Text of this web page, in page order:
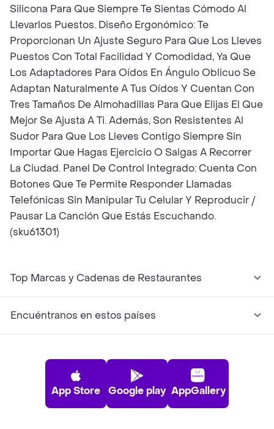
Silicona Para Que Siempre Te Sientas Cómodo Al
Llevarlos Puestos. Diseño Ergonómico: Te
Proporcionan Un Ajuste Seguro Para Que Los Lleves
Puestos Con Total Facilidad Y Comodidad, Ya Que
Los Adaptadores Para Oídos En Ángulo Oblicuo Se
Adaptan Naturalmente A Tus Oídos Y Cuentan Con
Tres Tamaños De Almohadillas Para Que Elijas El Que
Mejor Se Ajusta A Ti. Además, Son Resistentes Al
Sudor Para Que Los Lleves Contigo Siempre Sin
Importar Que Hagas Ejercicio O Salgas A Recorrer
La Ciudad. Panel De Control Integrado: Cuenta Con
Botones Que Te Permite Responder Llamadas
Telefónicas Sin Manipular Tu Celular Y Reproducir /
Pausar La Canción Que Estás Escuchando.
(sku61301)
Top Marcas y Cadenas de Restaurantes
Encuéntranos en estos países
App Store Google play AppGallery